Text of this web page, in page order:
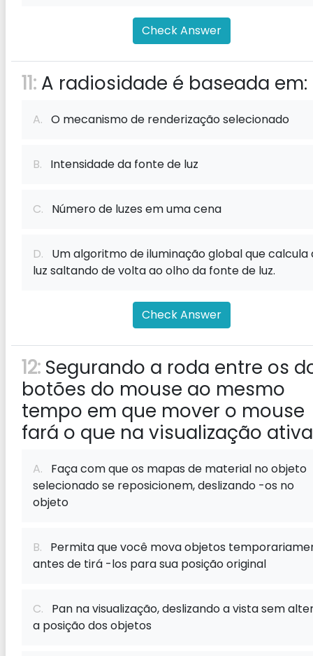
Check Answer
11: A radiosidade é baseada em:
A. O mecanismo de renderização selecionado
B. Intensidade da fonte de luz
C. Número de luzes em uma cena
D. Um algoritmo de iluminação global que calcula
luz saltando de volta ao olho da fonte de luz.
Check Answer
12: Segurando a roda entre os
botões do mouse ao mesmo
tempo em que mover o mouse
fará o que na visualização
A. Faça com que os mapas de material no objeto
selecionado se reposicionem, deslizando -os no
objeto
B. Permita que você mova objetos
antes de tirá -los para sua posição original
C. Pan na visualização, deslizando a vista sem
a posição dos objetos